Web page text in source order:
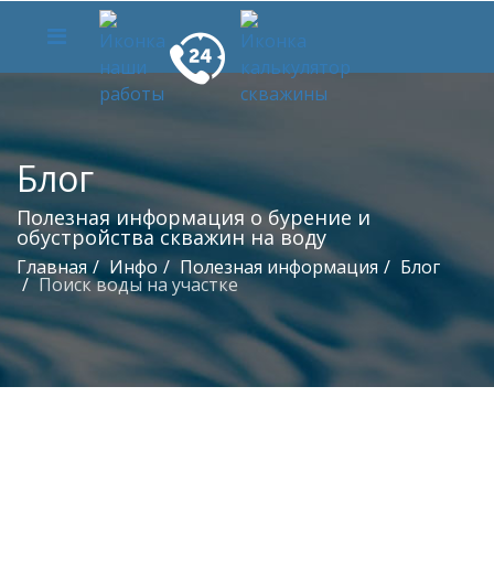
Блог
Полезная информация о бурение и
обустройства скважин на воду
Главная Инфо Полезная информация Блог
Поиск воды на участке